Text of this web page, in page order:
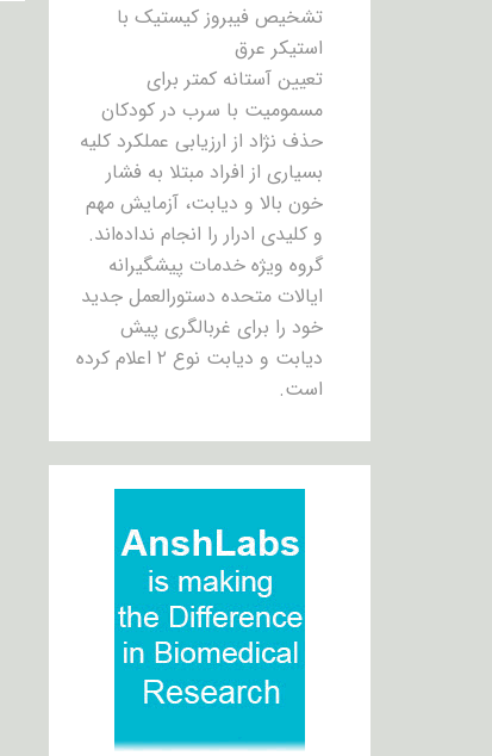
تشخیص فیبروز کیستیک با
استیکر عرق
تعیین آستانه کمتر برای
مسمومیت با سرب در کودکان
حذف نژاد از ارزیابی عملکرد کلیه
بسیاری از افراد مبتلا به فشار
خون بالا و دیابت، آزمایش مهم
و کلیدی ادرار را انجام نداده‌اند.
گروه ویژه خدمات پیشگیرانه
ایالات متحده دستورالعمل جدید
خود را برای غربالگری پیش
دیابت و دیابت نوع ۲ اعلام کرده
است.